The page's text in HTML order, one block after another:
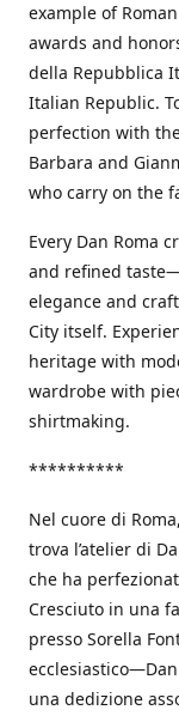
example of
awards and
della Repubblica
Italian Republic.
perfection with
Barbara and
who carry on the
Every Dan Roma
and refined
elegance and
City itself.
heritage with
wardrobe with
shirtmaking.
**********
Nel cuore di
trova l’atelier di
che ha
Cresciuto in una
presso Sorella
una dedizione